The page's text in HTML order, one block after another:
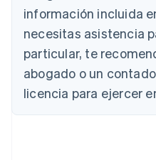
información incluida
necesitas asistencia
particular, te
abogado o un
licencia para ejercer
Brasil
Bulgaria
English
Canadá
EnglishFrançais
China continental